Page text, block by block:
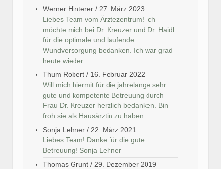
Werner Hinterer / 27. März 2023
Liebes Team vom Ärztezentrum! Ich
möchte mich bei Dr. Kreuzer und Dr. Haidl
für die optimale und laufende
Wundversorgung bedanken. Ich war grad
heute wieder...
Thum Robert / 16. Februar 2022
Will mich hiermit für die jahrelange sehr
gute und kompetente Betreuung durch
Frau Dr. Kreuzer herzlich bedanken. Bin
froh sie als Hausärztin zu haben.
Sonja Lehner / 22. März 2021
Liebes Team! Danke für die gute
Betreuung! Sonja Lehner
Thomas Grunt / 29. Dezember 2019